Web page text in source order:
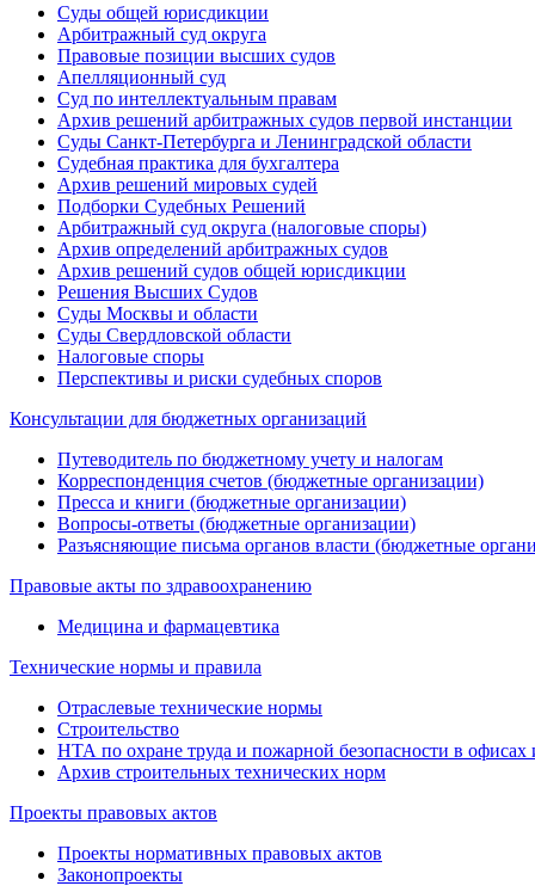
Суды общей юрисдикции
Арбитражный суд округа
Правовые позиции высших судов
Апелляционный суд
Суд по интеллектуальным правам
Архив решений арбитражных судов первой инстанции
Суды Санкт-Петербурга и Ленинградской области
Судебная практика для бухгалтера
Архив решений мировых судей
Подборки Судебных Решений
Арбитражный суд округа (налоговые споры)
Архив определений арбитражных судов
Архив решений судов общей юрисдикции
Решения Высших Судов
Суды Москвы и области
Суды Свердловской области
Налоговые споры
Перспективы и риски судебных споров
Консультации для бюджетных организаций
Путеводитель по бюджетному учету и налогам
Корреспонденция счетов (бюджетные организации)
Пресса и книги (бюджетные организации)
Вопросы-ответы (бюджетные организации)
Разъясняющие письма органов власти (бюджетные
Правовые акты по здравоохранению
Медицина и фармацевтика
Технические нормы и правила
Отраслевые технические нормы
Строительство
НТА по охране труда и пожарной безопасности в
Архив строительных технических норм
Проекты правовых актов
Проекты нормативных правовых актов
Законопроекты